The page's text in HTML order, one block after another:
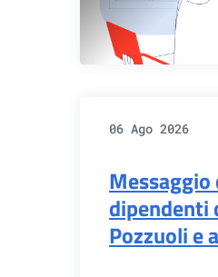
06 Ago 2026
Messaggio
dipendenti
Pozzuoli e